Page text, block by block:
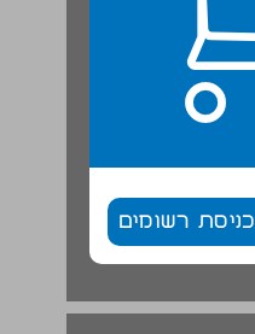
כניסת רשומים